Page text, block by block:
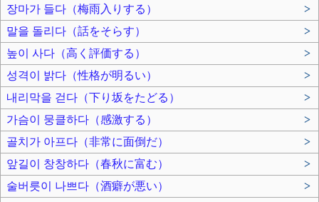
장마가 들다（梅雨入りする）
>
말을 돌리다（話をそらす）
>
높이 사다（高く評価する）
>
성격이 밝다（性格が明るい）
>
내리막을 걷다（下り坂をたどる）
>
가슴이 뭉클하다（感激する）
>
골치가 아프다（非常に面倒だ）
>
앞길이 창창하다（春秋に富む）
>
술버릇이 나쁘다（酒癖が悪い）
>